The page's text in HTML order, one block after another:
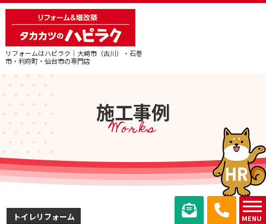
リフォームはハピラク｜大崎市（古川）・石巻
市・利府町・仙台市の専門店
MENU
施工事例
Works
トイレリフォーム